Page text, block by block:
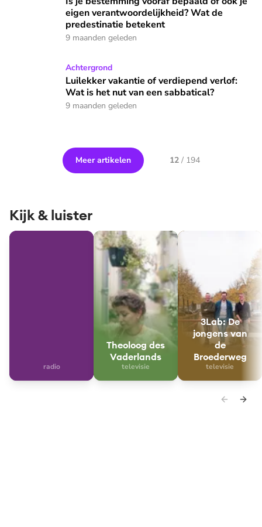
eigen verantwoordelijkheid? Wat de
predestinatie betekent
9 maanden geleden
Luilekker vakantie of verdiepend verlof: Wat is het nut van
Achtergrond
Luilekker vakantie of verdiepend verlof:
Wat is het nut van een sabbatical?
9 maanden geleden
Meer artikelen 12/ 194
Kijk & luister
radio
De Ongelooflijke Radio
De Ongelooflijke Radio
televisie
Theoloog des
Vaderlands
Theoloog des Vaderlands
televisie
3Lab: De
jongens van
de
Broederweg
3Lab: De jongens